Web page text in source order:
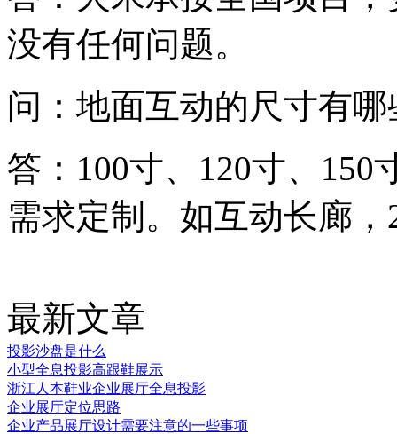
没有任何问题。
问：地面互动的尺寸有哪
答：100寸、120寸、
需求定制。如互动长廊
最新文章
投影沙盘是什么
小型全息投影高跟鞋展示
浙江人本鞋业企业展厅全息投影
企业展厅定位思路
企业产品展厅设计需要注意的一些事项